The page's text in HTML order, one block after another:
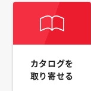
カタログを
取り寄せる